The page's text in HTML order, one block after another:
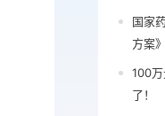
国家
方案》
100
了！